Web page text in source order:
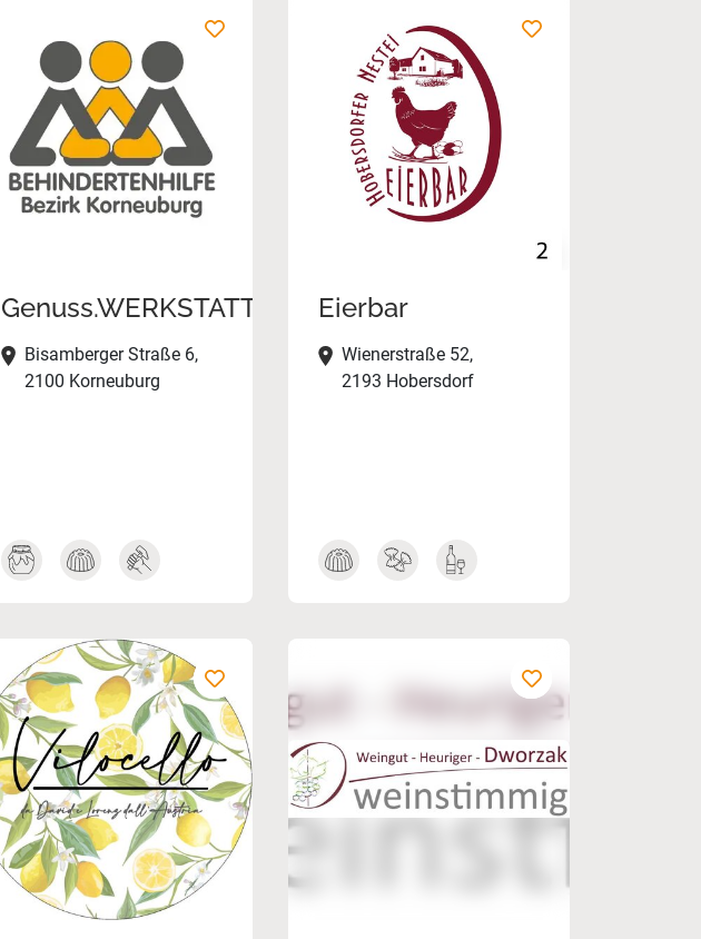
Genuss.WERKSTATT
Bisamberger Straße 6,
2100 Korneuburg
Eierbar
Wienerstraße 52,
2193 Hobersdorf